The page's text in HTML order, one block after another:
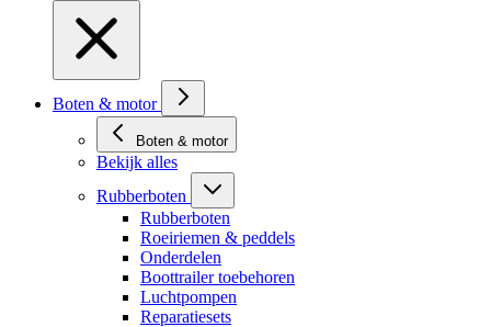
Boten & motor
Boten & motor
Bekijk alles
Rubberboten
Rubberboten
Roeiriemen & peddels
Onderdelen
Boottrailer toebehoren
Luchtpompen
Reparatiesets